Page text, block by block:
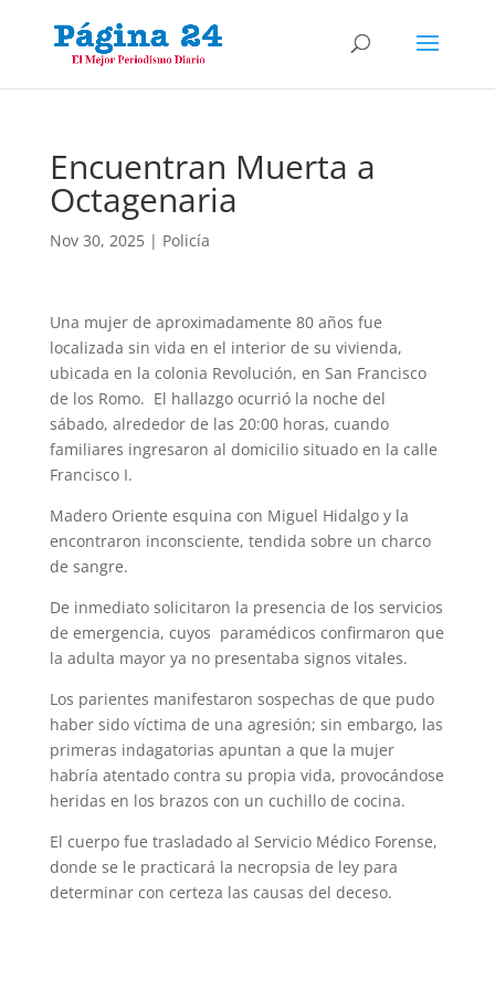
Encuentran Muerta a
Octagenaria
Nov 30, 2025| Policía
Una mujer de aproximadamente 80 años fue
localizada sin vida en el interior de su vivienda,
ubicada en la colonia Revolución, en San Francisco
de los Romo. El hallazgo ocurrió la noche del
sábado, alrededor de las 20:00 horas, cuando
familiares ingresaron al domicilio situado en la calle
Francisco I.
Madero Oriente esquina con Miguel Hidalgo y la
encontraron inconsciente, tendida sobre un charco
de sangre.
De inmediato solicitaron la presencia de los servicios
de emergencia, cuyos paramédicos confirmaron que
la adulta mayor ya no presentaba signos vitales.
Los parientes manifestaron sospechas de que pudo
haber sido víctima de una agresión; sin embargo, las
primeras indagatorias apuntan a que la mujer
habría atentado contra su propia vida, provocándose
heridas en los brazos con un cuchillo de cocina.
El cuerpo fue trasladado al Servicio Médico Forense,
donde se le practicará la necropsia de ley para
determinar con certeza las causas del deceso.